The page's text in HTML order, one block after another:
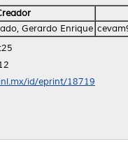
Gerardo Enrique
id/eprint/18719